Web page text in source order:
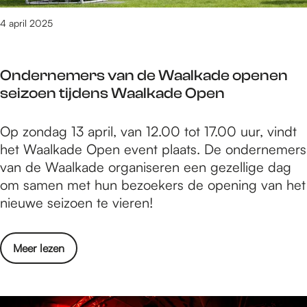
e
n
l
i
n
t
:
M
u
z
e
k
n
t
i
l
N
j
m
e
g
e
K
Ondernemers van de Waalkade openen
seizoen tijdens Waalkade Open
4 april 2025
O
n
d
e
r
e
m
Op zondag 13 april, van 12.00 tot 17.00 uur, vindt
het Waalkade Open event plaats. De ondernemers
van de Waalkade organiseren een gezellige dag
om samen met hun bezoekers de opening van het
nieuwe seizoen te vieren!
Meer lezen
o
v